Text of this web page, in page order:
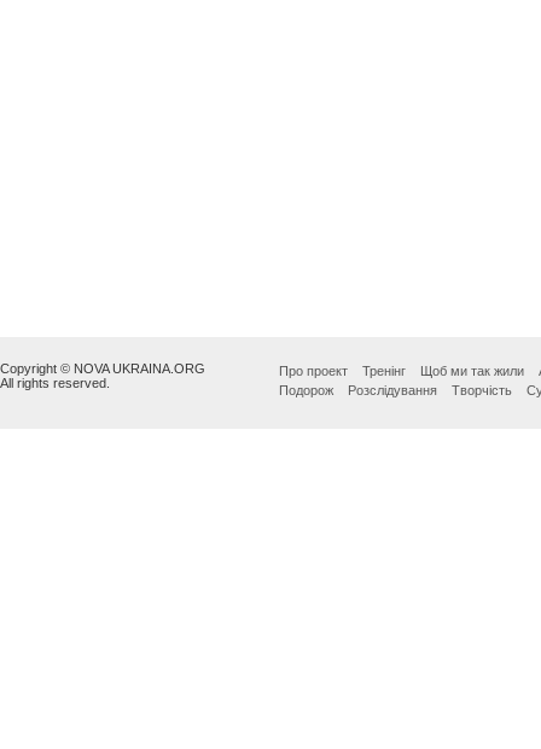
Copyright © NOVA UKRAINA.ORG
All rights reserved.
Про проект Тренінг Щоб ми так жили
Подорож
Розслідування Творчість